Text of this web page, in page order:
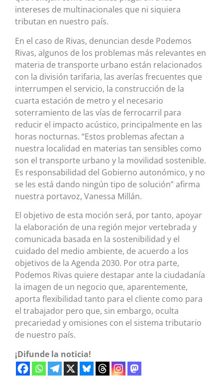
intereses de multinacionales que ni siquiera
tributan en nuestro país.
En el caso de Rivas, denuncian desde Podemos
Rivas, algunos de los problemas más relevantes en
materia de transporte urbano están relacionados
con la división tarifaria, las averías frecuentes que
interrumpen el servicio, la construcción de la
cuarta estación de metro y el necesario
soterramiento de las vías de ferrocarril para
reducir el impacto acústico, principalmente en las
horas nocturnas. “Estos problemas afectan a
nuestra localidad en materias tan sensibles como
son el transporte urbano y la movilidad sostenible.
Es responsabilidad del Gobierno autonómico, y no
se les está dando ningún tipo de solución” afirma
nuestra portavoz, Vanessa Millán.
El objetivo de esta moción será, por tanto, apoyar
la elaboración de una región mejor vertebrada y
comunicada basada en la sostenibilidad y el
cuidado del medio ambiente, de acuerdo a los
objetivos de la Agenda 2030. Por otra parte,
Podemos Rivas quiere destapar ante la ciudadanía
la imagen de un negocio que, aparentemente,
aporta flexibilidad tanto para el cliente como para
el trabajador pero que, sin embargo, oculta
precariedad y omisiones con el sistema tributario
de nuestro país.
¡Difunde la noticia!